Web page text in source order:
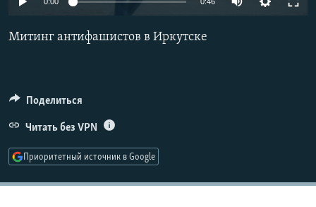
РАСПИСАНИЕ ВЕЩАНИЯ
ПОДПИШИТЕСЬ НА РАССЫЛКУ
Митинг антифашистов в Иркутске
Поделиться
Читать без VPN
Приоритетный источник в Google